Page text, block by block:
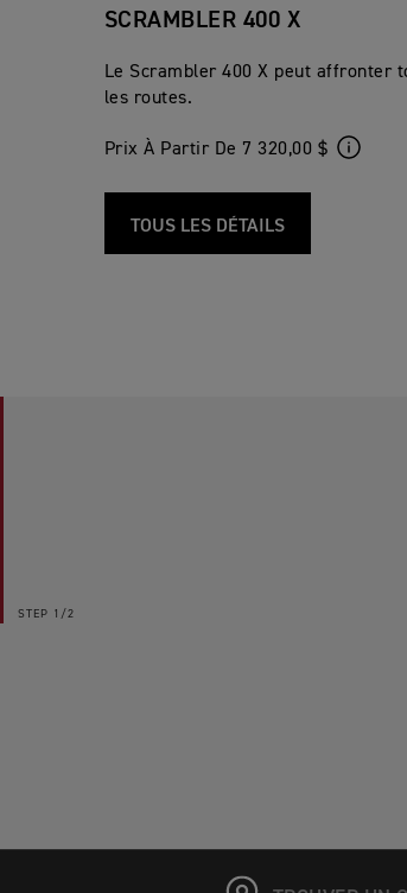
SCRAMBLER 400 X
Le Scrambler 400 X peut affronter
les routes.
Prix À Partir De 7 320,00 $
TOUS LES DÉTAILS
STEP 1/2